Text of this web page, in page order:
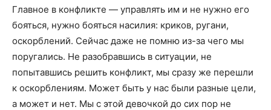
Главное в конфликте — управлять им и не нужно его
бояться, нужно бояться насилия: криков, ругани,
оскорблений. Сейчас даже не помню из-за чего мы
поругались. Не разобравшись в ситуации, не
попытавшись решить конфликт, мы сразу же перешли
к оскорблениям. Может быть у нас были разные цели,
а может и нет. Мы с этой девочкой до сих пор не